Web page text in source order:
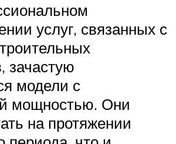
услуг, связанных с
зачастую
модели с
мощностью. Они
на протяжении